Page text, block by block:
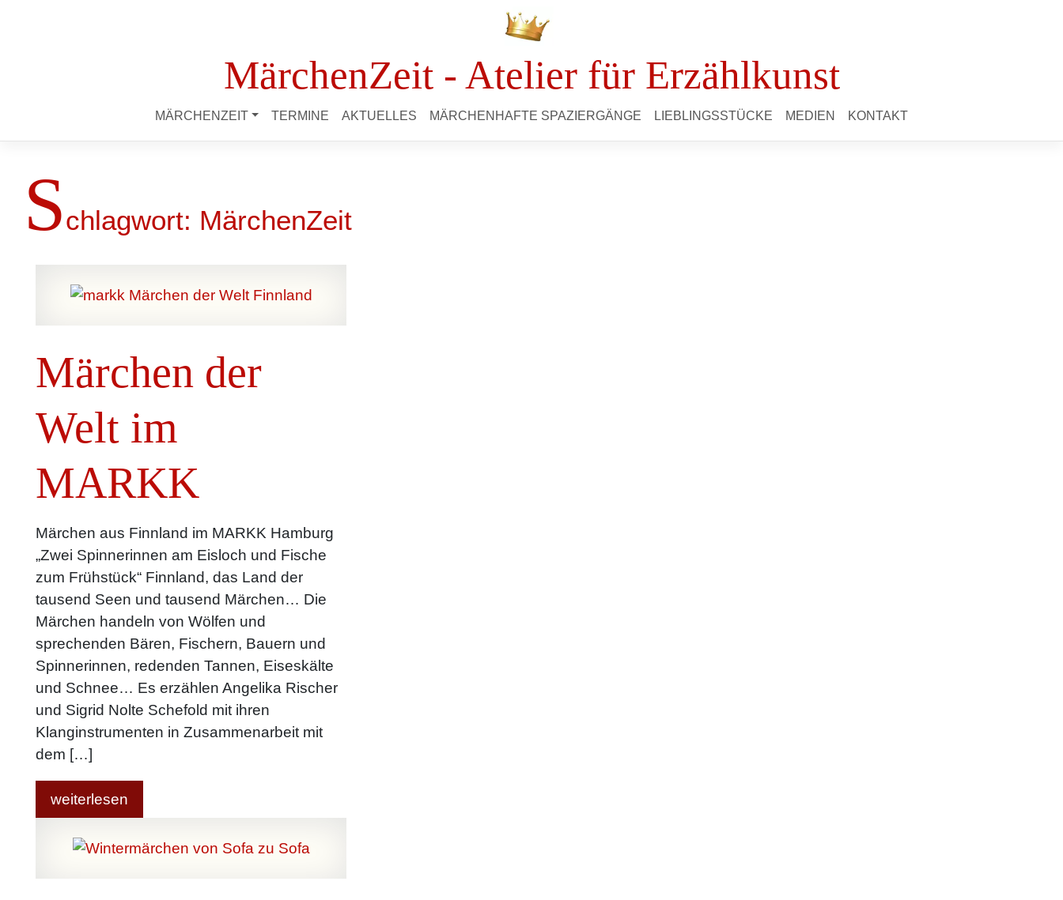
MärchenZeit - Atelier für Erzählkunst
MÄRCHENZEIT TERMINE AKTUELLES MÄRCHENHAFTE SPAZIERGÄNGE LIEBLINGSSTÜCKE MEDIEN KONTAKT
Schlagwort: MärchenZeit
Märchen der
Welt im
MARKK
Märchen aus Finnland im MARKK Hamburg
„Zwei Spinnerinnen am Eisloch und Fische
zum Frühstück“ Finnland, das Land der
tausend Seen und tausend Märchen… Die
Märchen handeln von Wölfen und
sprechenden Bären, Fischern, Bauern und
Spinnerinnen, redenden Tannen, Eiseskälte
und Schnee… Es erzählen Angelika Rischer
und Sigrid Nolte Schefold mit ihren
Klanginstrumenten in Zusammenarbeit mit
dem […]
weiterlesen